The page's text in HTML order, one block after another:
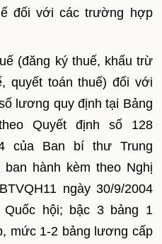
đối với các trường hợp
(đăng ký thuế, khấu trừ
quyết toán thuế) đối với
lương quy định tại Bảng
Quyết định số 128
của Ban bí thư Trung
hành kèm theo Nghị
ngày 30/9/2004
hội; bậc 3 bảng 1
mức 1-2 bảng lương cấp